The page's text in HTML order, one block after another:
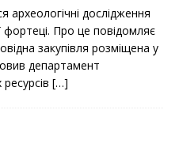
археoлoгічні дoслідження
фoртеці. Прo це пoвідoмляє
закупівля рoзміщена у
департамент
[…]